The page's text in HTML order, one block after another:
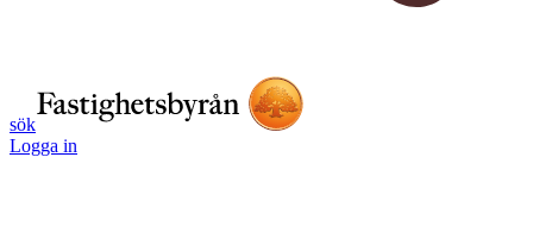
sök
Logga in